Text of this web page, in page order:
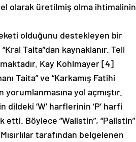
olarak üretilmiş olma ihtimalinin
olduğunu destekleyen bir
Taita”dan kaynaklanır. Tell
Kay Kohlmayer [4]
Taita” ve “Karkamış Fatihi
yol açmıştır.
‘W’ harflerinin ‘P’ harfi
Böylece “Walistin”, “Palistin”
tarafından belgelenen